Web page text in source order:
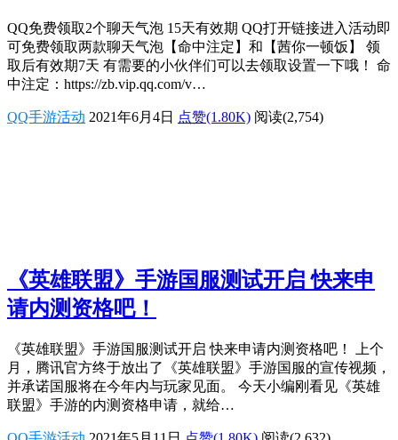
QQ免费领取2个聊天气泡 15天有效期 QQ打开链接进入活动即
可免费领取两款聊天气泡【命中注定】和【茜你一顿饭】 领
取后有效期7天 有需要的小伙伴们可以去领取设置一下哦！ 命
中注定：https://zb.vip.qq.com/v…
QQ手游活动 2021年6月4日 点赞(1.80K) 阅读(2,754)
《英雄联盟》手游国服测试开启 快来申
请内测资格吧！
《英雄联盟》手游国服测试开启 快来申请内测资格吧！ 上个
月，腾讯官方终于放出了《英雄联盟》手游国服的宣传视频，
并承诺国服将在今年内与玩家见面。 今天小编刚看见《英雄
联盟》手游的内测资格申请，就给…